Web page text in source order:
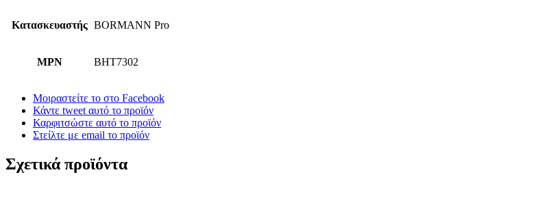
Κατασκευαστής BORMANN Pro
MPN BHT7302
Μοιραστείτε το στο Facebook
Κάντε tweet αυτό το προϊόν
Καρφιτσώστε αυτό το προϊόν
Στείλτε με email το προϊόν
Σχετικά προϊόντα